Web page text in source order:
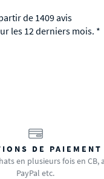
de 1409 avis
les 12 derniers mois. *
DE PAIEMENT
en plusieurs fois en CB,
PayPal etc.